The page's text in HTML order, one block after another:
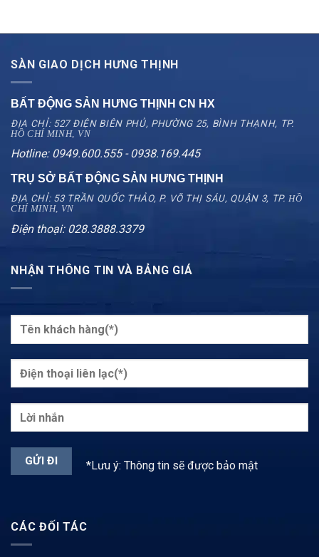
SÀN GIAO DỊCH HƯNG THỊNH
BẤT ĐỘNG SẢN HƯNG THỊNH CN HX
ĐỊA CHỈ: 527 ĐIỆN BIÊN PHỦ, PHƯỜNG 25, BÌNH THẠNH, TP.
HỒ CHÍ MINH, VN
Hotline: 0949.600.555 - 0938.169.445
TRỤ SỞ BẤT ĐỘNG SẢN HƯNG THỊNH
ĐỊA CHỈ: 53 TRẦN QUỐC THẢO, P. VÕ THỊ SÁU, QUẬN 3, TP. HỒ
CHÍ MINH, VN
Điện thoại: 028.3888.3379
NHẬN THÔNG TIN VÀ BẢNG GIÁ
*Lưu ý: Thông tin sẽ được bảo mật
CÁC ĐỐI TÁC